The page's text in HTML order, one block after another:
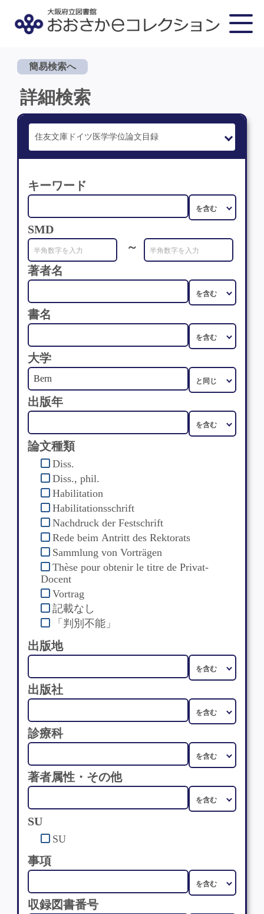
簡易検索へ
詳細検索
キーワード
SMD
～
著者名
書名
大学
出版年
論文種類
Diss.
Diss., phil.
Habilitation
Habilitationsschrift
Nachdruck der Festschrift
Rede beim Antritt des Rektorats
Sammlung von Vorträgen
Thèse pour obtenir le titre de Privat-
Docent
Vortrag
記載なし
「判別不能」
出版地
出版社
診療科
著者属性・その他
SU
SU
事項
収録図書番号